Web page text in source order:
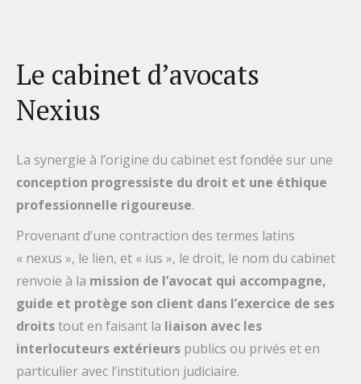
Le cabinet d’avocats
Nexius
La synergie à l’origine du cabinet est fondée sur une
conception progressiste du droit et une éthique
professionnelle rigoureuse.
Provenant d’une contraction des termes latins
« nexus », le lien, et « ius », le droit, le nom du cabinet
renvoie à la mission de l’avocat qui accompagne,
guide et protège son client dans l’exercice de ses
droitstout en faisant la liaison avec les
interlocuteurs extérieurs publics ou privés et en
particulier avec l’institution judiciaire.